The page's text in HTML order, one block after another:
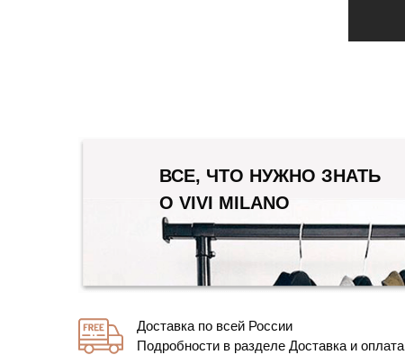
ВСЕ, ЧТО НУЖНО ЗНАТЬ
О VIVI MILANO
Доставка по всей России
Подробности в разделе Доставка и оплата